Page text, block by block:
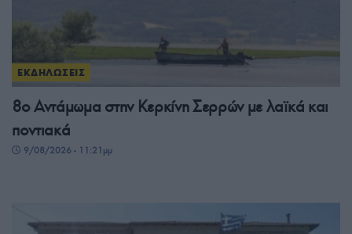
ΕΚΔΗΛΩΣΕΙΣ
8ο Αντάμωμα στην Κερκίνη Σερρών με λαϊκά και
ποντιακά
9/08/2026 - 11:21μμ